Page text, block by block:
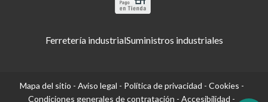
Ferretería industrialSuministros industriales
Mapa del sitio - Aviso legal - Política de privacidad - Cookies -
Condiciones generales de contratación - Accesibilidad -